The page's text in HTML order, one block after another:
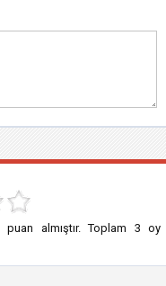
puan almıştır. Toplam 3 oy